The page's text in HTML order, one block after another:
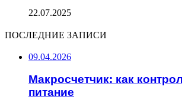
22.07.2025
ПОСЛЕДНИЕ ЗАПИСИ
09.04.2026
Макросчетчик: как
питание